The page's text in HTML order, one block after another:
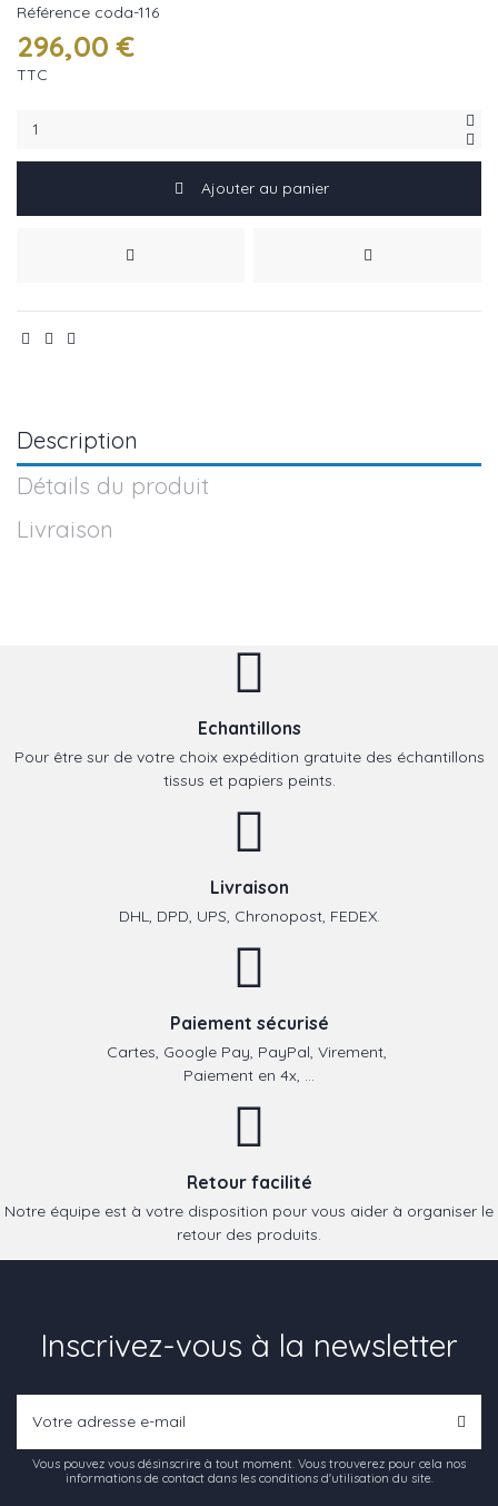
Référence coda-116
296,00 €
TTC
Ajouter au panier
Description
Détails du produit
Livraison
Echantillons
Pour être sur de votre choix expédition gratuite des échantillons
tissus et papiers peints.
Livraison
DHL, DPD, UPS, Chronopost, FEDEX.
Paiement sécurisé
Cartes, Google Pay, PayPal, Virement,
Paiement en 4x, ...
Retour facilité
Notre équipe est à votre disposition pour vous aider à organiser le
retour des produits.
Inscrivez-vous à la newsletter
Vous pouvez vous désinscrire à tout moment. Vous trouverez pour cela nos
informations de contact dans les conditions d'utilisation du site.